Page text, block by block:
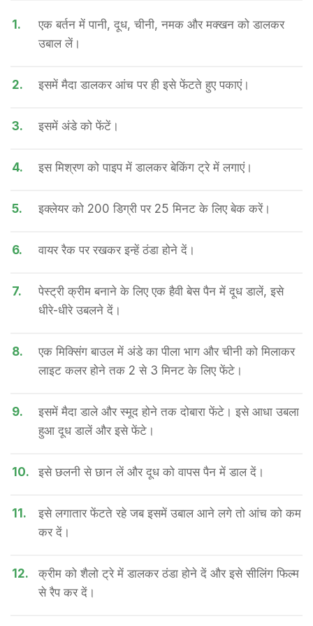
1.
एक बर्तन में पानी, दूध, चीनी, नमक और मक्खन को डालकर
उबाल लें।
2. इसमें मैदा डालकर आंच पर ही इसे फेंटते हुए पकाएं।
3. इसमें अंडे को फेंटें।
4. इस मिश्रण को पाइप में डालकर बेकिंग ट्रे में लगाएं।
5. इक्लेयर को 200 डिग्री पर 25 मिनट के लिए बेक करें।
6. वायर रैक पर रखकर इन्हें ठंडा होने दें।
7.
पेस्ट्री क्रीम बनाने के लिए एक हैवी बेस पैन में दूध डालें, इसे
धीरे-धीरे उबलने दें।
8.
एक मिक्सिंग बाउल में अंडे का पीला भाग और चीनी को मिलाकर
लाइट कलर होने तक 2 से 3 मिनट के लिए फेंटे।
9.
इसमें मैदा डाले और स्मूद होने तक दोबारा फेंटे। इसे आधा उबला
हुआ दूध डालें और इसे फेंटे।
10. इसे छलनी से छान लें और दूध को वापस पैन में डाल दें।
11.
इसे लगातार फेंटते रहे जब इसमें उबाल आने लगे तो आंच को कम
कर दें।
12.
क्रीम को शैलो ट्रे में डालकर ठंडा होने दें और इसे सीलिंग फिल्म
से रैप कर दें।